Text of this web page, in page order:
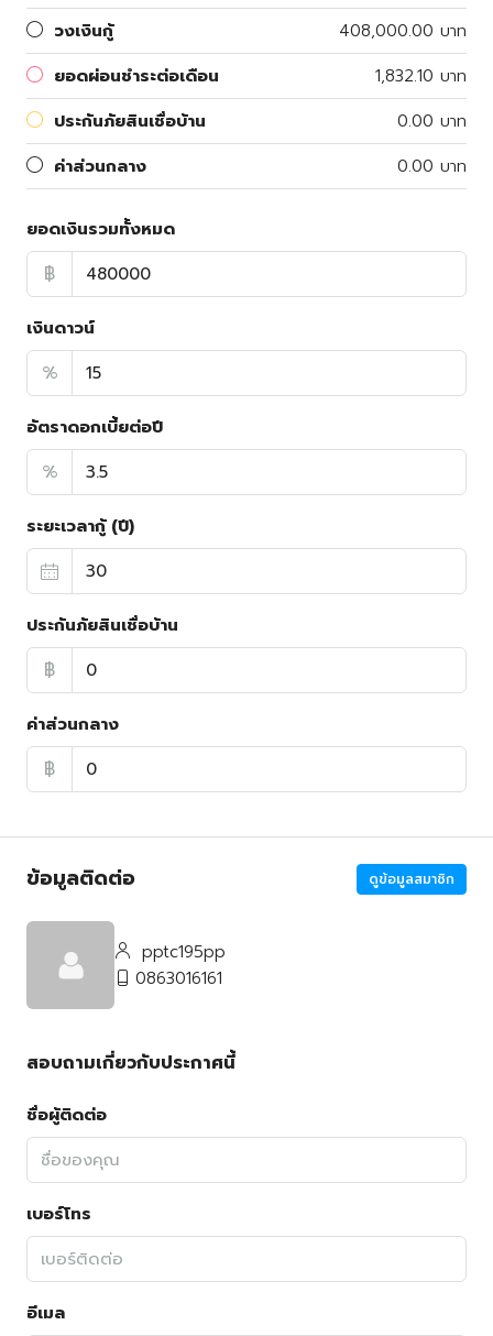
วงเงินกู้
408,000.00 บาท
ยอดผ่อนชำระต่อเดือน
1,832.10 บาท
ประกันภัยสินเชื่อบ้าน
0.00 บาท
ค่าส่วนกลาง
0.00 บาท
ยอดเงินรวมทั้งหมด
฿
เงินดาวน์
%
อัตราดอกเบี้ยต่อปี
%
ระยะเวลากู้ (ปี)
ประกันภัยสินเชื่อบ้าน
฿
ค่าส่วนกลาง
฿
ข้อมูลติดต่อ ดูข้อมูลสมาชิก
pptc195pp
0863016161
สอบถามเกี่ยวกับประกาศนี้
ชื่อผู้ติดต่อ
เบอร์โทร
อีเมล